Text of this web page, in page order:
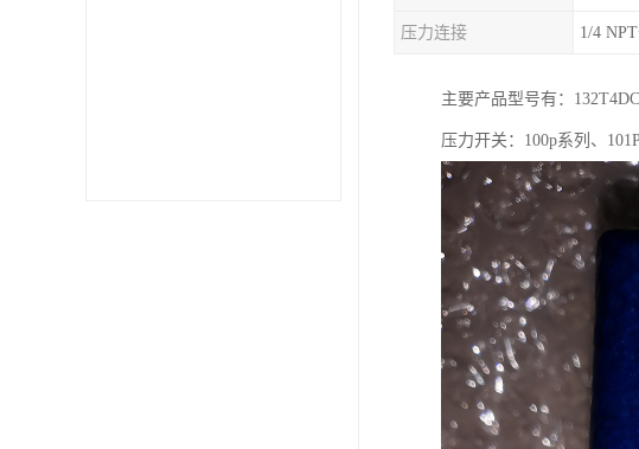
压力连接 1/4
主要产品型号有：
压力开关：100p系列、